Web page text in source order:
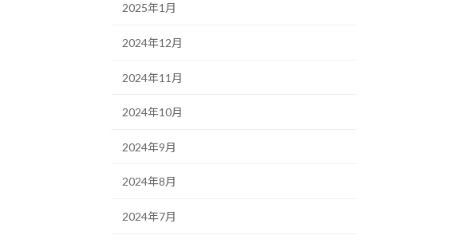
2025年1月
2024年12月
2024年11月
2024年10月
2024年9月
2024年8月
2024年7月